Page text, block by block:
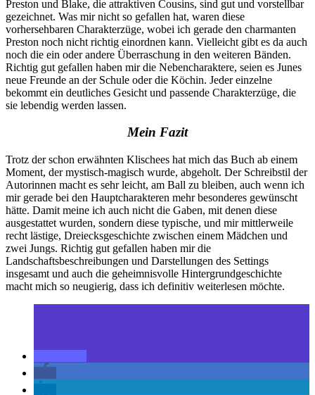
Preston und Blake, die attraktiven Cousins, sind gut und vorstellbar
gezeichnet. Was mir nicht so gefallen hat, waren diese
vorhersehbaren Charakterzüge, wobei ich gerade den charmanten
Preston noch nicht richtig einordnen kann. Vielleicht gibt es da auch
noch die ein oder andere Überraschung in den weiteren Bänden.
Richtig gut gefallen haben mir die Nebencharaktere, seien es Junes
neue Freunde an der Schule oder die Köchin. Jeder einzelne
bekommt ein deutliches Gesicht und passende Charakterzüge, die
sie lebendig werden lassen.
Mein Fazit
Trotz der schon erwähnten Klischees hat mich das Buch ab einem
Moment, der mystisch-magisch wurde, abgeholt. Der Schreibstil der
Autorinnen macht es sehr leicht, am Ball zu bleiben, auch wenn ich
mir gerade bei den Hauptcharakteren mehr besonderes gewünscht
hätte. Damit meine ich auch nicht die Gaben, mit denen diese
ausgestattet wurden, sondern diese typische, und mir mittlerweile
recht lästige, Dreiecksgeschichte zwischen einem Mädchen und
zwei Jungs. Richtig gut gefallen haben mir die
Landschaftsbeschreibungen und Darstellungen des Settings
insgesamt und auch die geheimnisvolle Hintergrundgeschichte
macht mich so neugierig, dass ich definitiv weiterlesen möchte.